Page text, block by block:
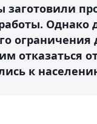
Однако
отказаться
к